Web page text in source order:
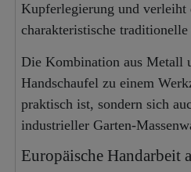
Kupferlegierung und
charakteristische
Die Kombination aus Metall
Handschaufel zu einem
praktisch ist, sondern sich
industrieller Garten-
Europäische Handarbeit